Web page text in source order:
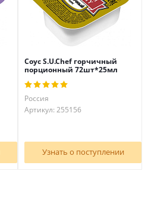
Соус S.U.Chef горчичный
порционный 72шт*25мл
Россия
Артикул: 255156
Узнать о поступлении